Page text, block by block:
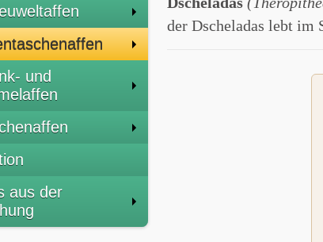
und
aus der
der Dscheladas lebt